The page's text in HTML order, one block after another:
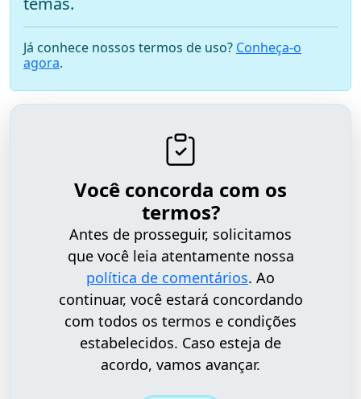
Já conhece nossos termos de uso? Conheça-o
agora.
Você concorda com os
termos?
Antes de prosseguir, solicitamos
que você leia atentamente nossa
política de comentários. Ao
continuar, você estará concordando
com todos os termos e condições
estabelecidos. Caso esteja de
acordo, vamos avançar.